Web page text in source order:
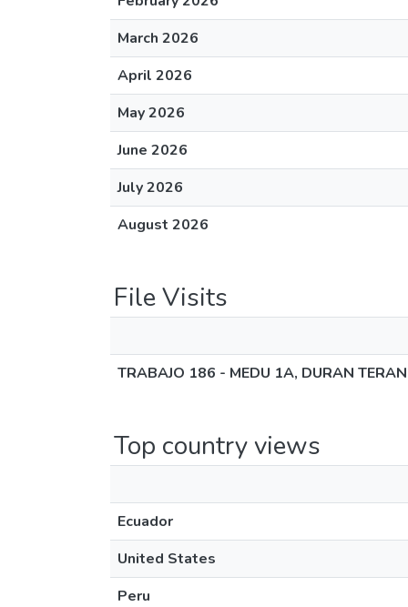
March 2026
April 2026
May 2026
June 2026
July 2026
August 2026
File Visits
TRABAJO 186 - MEDU 1A, DURAN
Top country views
Ecuador
United States
Peru